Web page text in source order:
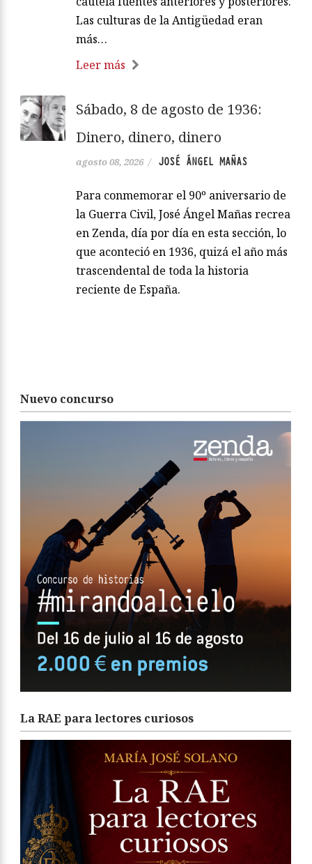
Las culturas de la Antigüedad eran
más…
Leer más
Sábado, 8 de agosto de 1936:
Dinero, dinero, dinero
agosto 08, 2026 / JOSÉ ÁNGEL MAÑAS
Para conmemorar el 90º aniversario de
la Guerra Civil, José Ángel Mañas recrea
en Zenda, día por día en esta sección, lo
que aconteció en 1936, quizá el año más
trascendental de toda la historia
reciente de España.
Nuevo concurso
La RAE para lectores curiosos